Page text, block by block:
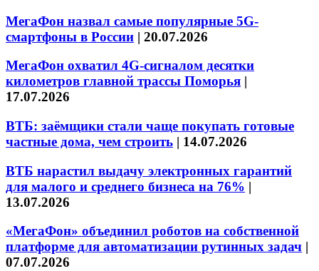
МегаФон назвал самые популярные 5G-
смартфоны в России | 20.07.2026
МегаФон охватил 4G-сигналом десятки
километров главной трассы Поморья |
17.07.2026
ВТБ: заёмщики стали чаще покупать готовые
частные дома, чем строить | 14.07.2026
ВТБ нарастил выдачу электронных гарантий
для малого и среднего бизнеса на 76% |
13.07.2026
«МегаФон» объединил роботов на собственной
платформе для автоматизации рутинных задач |
07.07.2026